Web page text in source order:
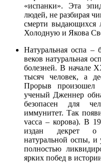
«испанки». Эта
людей, не разбирая
смерти выдающихся
Холодную и Якова
Натуральная оспа –
веков натуральная
болезней. В начале
тысяч человек, а
Прорыв произошел
ученый Дженнер
безопасен для
иммунитет. Так
vacca – корова). В
издан декрет о
натуральной оспы, и
полностью
ярких побед в